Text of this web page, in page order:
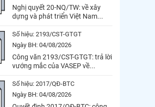
Nghị quyết 20-NQ/TW: về xây
dựng và phát triển Việt Nam...
Số hiệu: 2193/CST-GTGT
Ngày BH: 04/08/2026
Công văn 2193/CST-GTGT: trả lời
vướng mắc của VASEP về...
Số hiệu: 2017/QĐ-BTC
Ngày BH: 04/08/2026